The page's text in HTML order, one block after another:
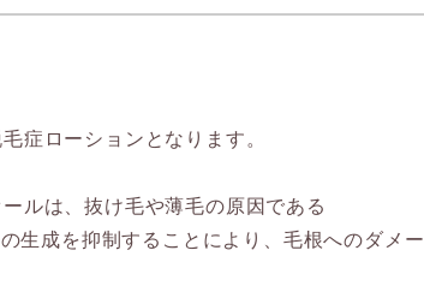
症ローションとなります。
ルは、抜け毛や薄毛の原因である
生成を抑制することにより、毛根へのダメー